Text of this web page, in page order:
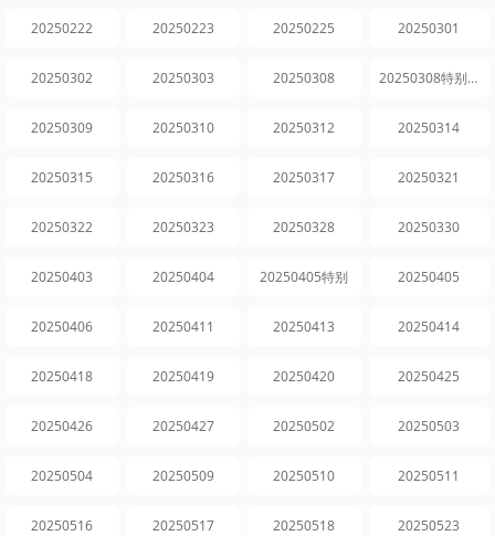
20250222 20250223 20250225 20250301
20250302 20250303 20250308 20250308特别企划
20250309 20250310 20250312 20250314
20250315 20250316 20250317 20250321
20250322 20250323 20250328 20250330
20250403 20250404 20250405特别 20250405
20250406 20250411 20250413 20250414
20250418 20250419 20250420 20250425
20250426 20250427 20250502 20250503
20250504 20250509 20250510 20250511
20250516 20250517 20250518 20250523